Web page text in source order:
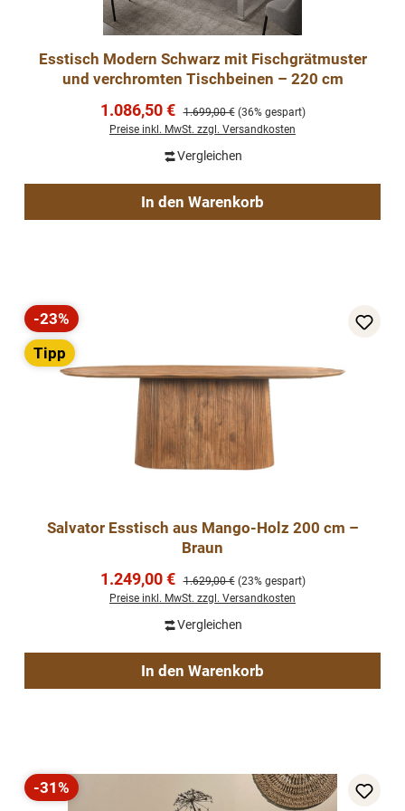
Esstisch Modern Schwarz mit Fischgrätmuster
und verchromten Tischbeinen – 220 cm
Verkaufspreis:
1.086,50 € Regulärer Preis:
1.699,00 € (36% gespart)
Preise inkl. MwSt. zzgl. Versandkosten
Vergleichen
In den Warenkorb
Rabatt
-23%
Tipp
Salvator Esstisch aus Mango-Holz 200 cm –
Braun
Verkaufspreis:
1.249,00 € Regulärer Preis:
1.629,00 € (23% gespart)
Preise inkl. MwSt. zzgl. Versandkosten
Vergleichen
In den Warenkorb
Rabatt
-31%